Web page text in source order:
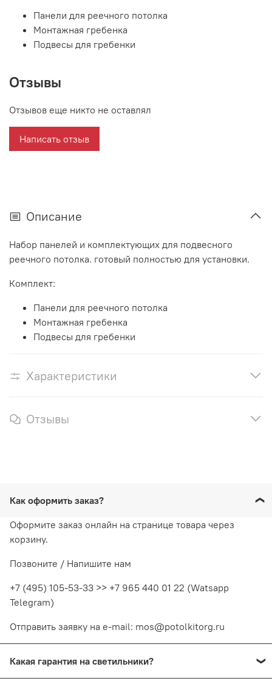
Панели для реечного потолка
Монтажная гребенка
Подвесы для гребенки
Отзывы
Отзывов еще никто не оставлял
Написать отзыв
Описание
Набор панелей и комплектующих для подвесного
реечного потолка. готовый полностью для установки.
Комплект:
Панели для реечного потолка
Монтажная гребенка
Подвесы для гребенки
Характеристики
Отзывы
Как оформить заказ?
Оформите заказ онлайн на странице товара через
корзину.
Позвоните / Напишите нам
+7 (495) 105-53-33 >> +7 965 440 01 22 (Watsapp
Telegram)
Отправить заявку на e-mail: mos@potolkitorg.ru
Какая гарантия на светильники?